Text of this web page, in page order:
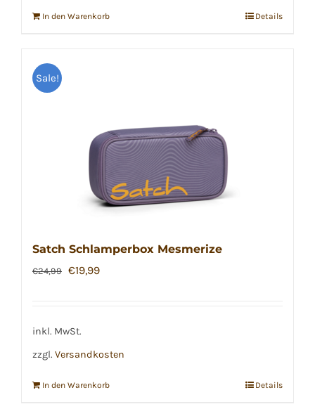
In den Warenkorb Details
Sale!
Satch Schlamperbox Mesmerize
€24,99 Ursprünglicher
€24,99
€19,99Aktueller
inkl. MwSt.
zzgl. Versandkosten
In den Warenkorb Details